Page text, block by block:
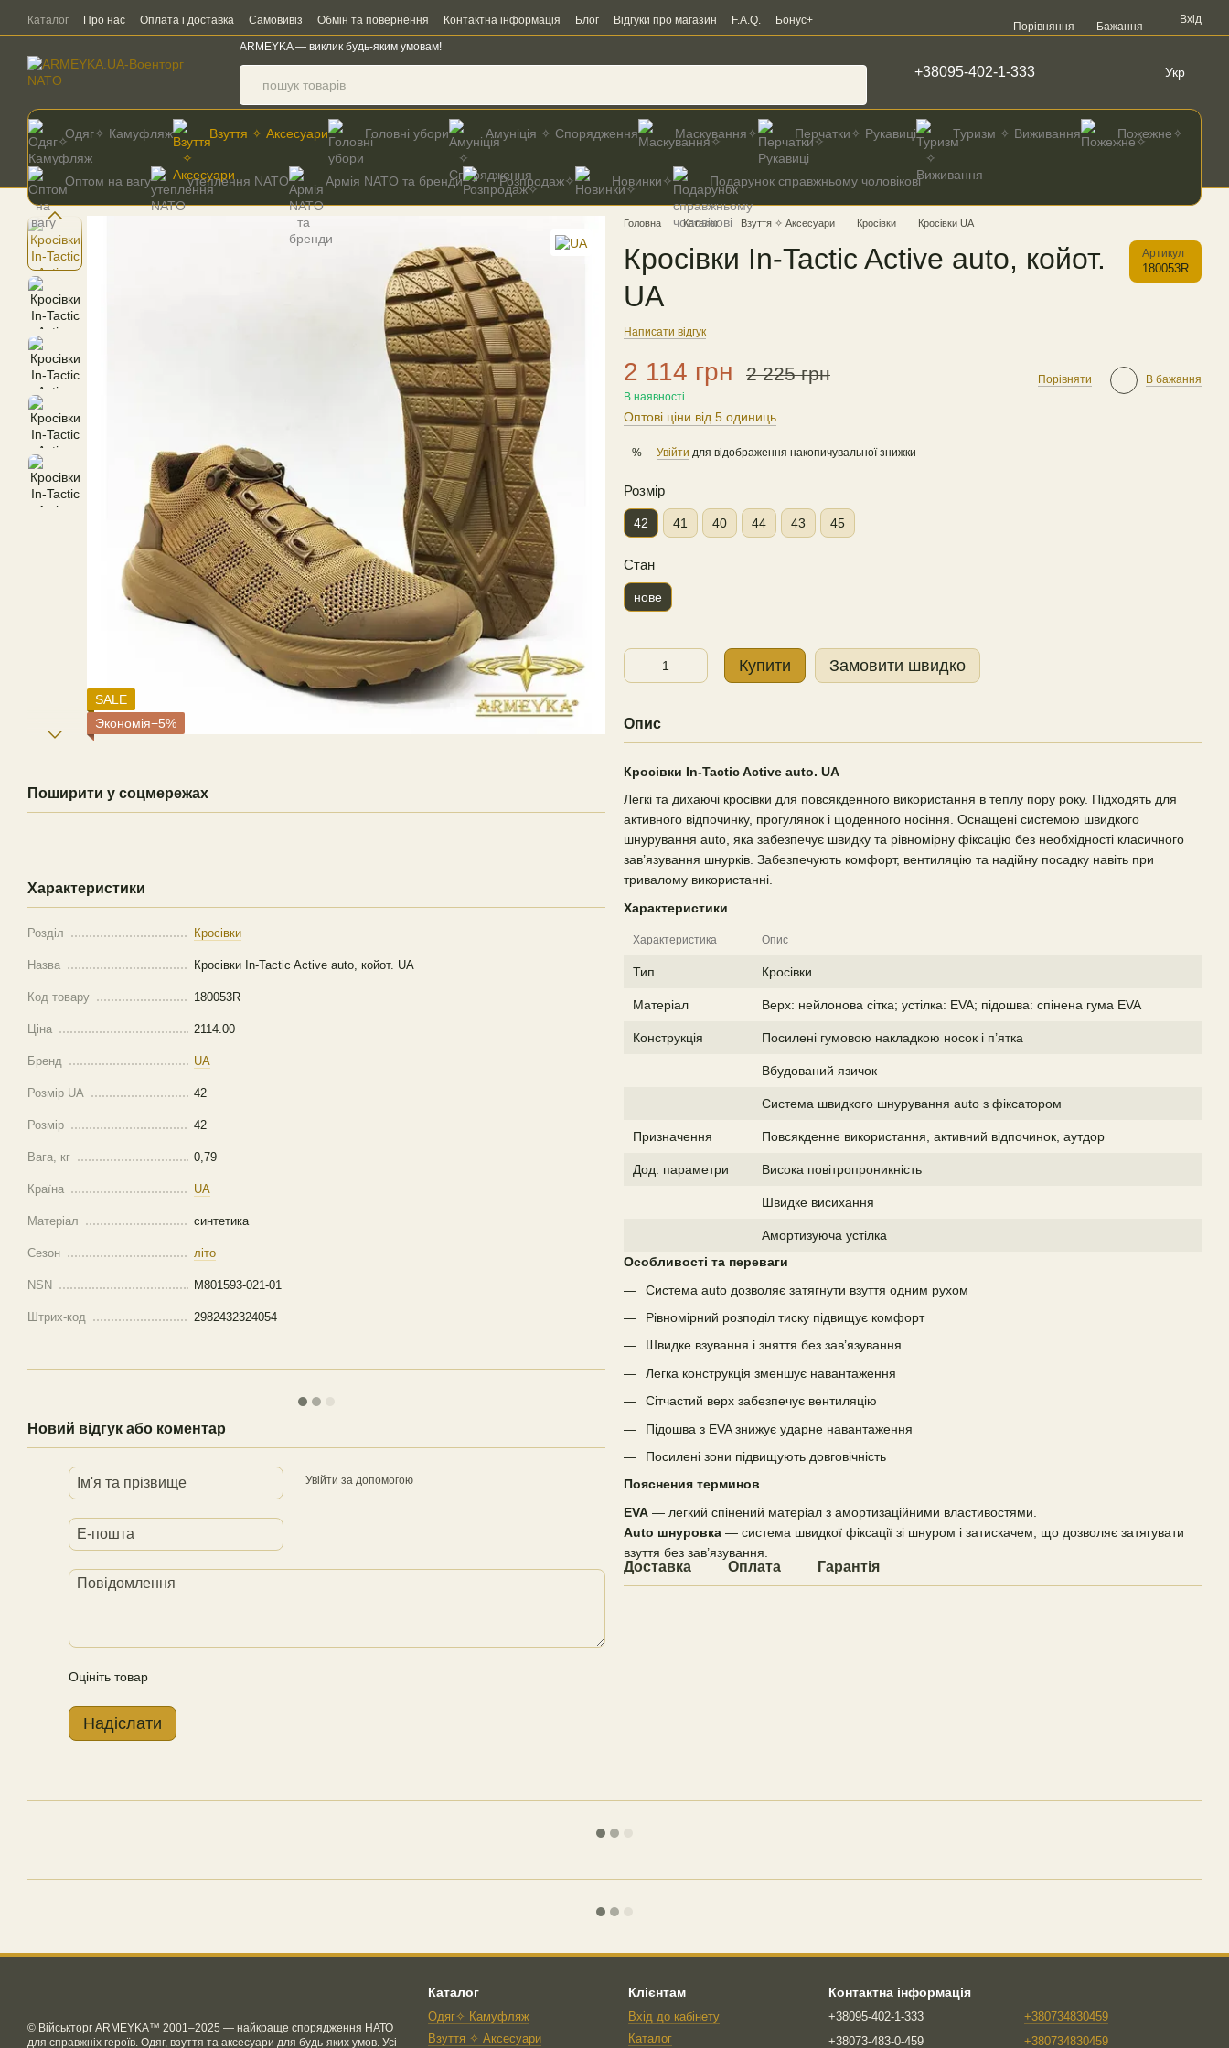
Перейти до основного контенту
Каталог Про нас Оплата і доставка Самовивіз Обмін та повернення Контактна інформація Блог Відгуки про магазин F.A.Q. Бонус+ Порівняння Бажання
Вхід
ARMEYKA — виклик будь-яким умовам!
+38095-402-1-333 Укр
Одяг✧ Камуфляж Взуття ✧ Аксесуари Головні убори Амуніція ✧ Спорядження Маскування✧ Перчатки✧ Рукавиці Туризм ✧ Виживання Пожежне✧
Оптом на вагу утеплення NATO Армія NATO та бренди Розпродаж✧ Новинки✧ Подарунок справжньому чоловікові
SALE
Экономія−5%
Поширити у соцмережах
Характеристики
Розділ Кросівки
Назва Кросівки In-Tactic Active auto, койот. UA
Код товару 180053R
Ціна 2114.00
Бренд UA
Розмір UA 42
Розмір 42
Вага, кг 0,79
Країна UA
Матеріал синтетика
Сезон літо
NSN M801593-021-01
Штрих-код 2982432324054
Новий відгук або коментар
Увійти за допомогою
Оцініть товар
Надіслати
Головна Каталог Взуття ✧ Аксесуари Кросівки Кросівки UA
Кросівки In-Tactic Active auto, койот.
UA
Артикул
180053R
Написати відгук
2 114 грн 2 225 грн
В наявності
Порівняти В бажання
Оптові ціни від 5 одиниць
% Увійти для відображення накопичувальної знижки
Розмір
42 41 40 44 43 45
Стан
нове
Купити Замовити швидко
Опис
Кросівки In-Tactic Active auto. UA
Легкі та дихаючі кросівки для повсякденного використання в теплу пору року. Підходять для
активного відпочинку, прогулянок і щоденного носіння. Оснащені системою швидкого
шнурування auto, яка забезпечує швидку та рівномірну фіксацію без необхідності класичного
зав’язування шнурків. Забезпечують комфорт, вентиляцію та надійну посадку навіть при
тривалому використанні.
Характеристики
Характеристика Опис
Тип Кросівки
Матеріал Верх: нейлонова сітка; устілка: EVA; підошва: спінена гума EVA
Конструкція Посилені гумовою накладкою носок і п’ятка
Вбудований язичок
Система швидкого шнурування auto з фіксатором
Призначення Повсякденне використання, активний відпочинок, аутдор
Дод. параметри Висока повітропроникність
Швидке висихання
Амортизуюча устілка
Особливості та переваги
Система auto дозволяє затягнути взуття одним рухом
Рівномірний розподіл тиску підвищує комфорт
Швидке взування і зняття без зав’язування
Легка конструкція зменшує навантаження
Сітчастий верх забезпечує вентиляцію
Підошва з EVA знижує ударне навантаження
Посилені зони підвищують довговічність
Пояснения терминов
EVA — легкий спінений матеріал з амортизаційними властивостями.
Auto шнуровка — система швидкої фіксації зі шнуром і затискачем, що дозволяє затягувати
взуття без зав’язування.
Доставка Оплата Гарантія
© Військторг ARMEYKA™ 2001–2025 — найкраще спорядження НАТО
для справжніх героїв. Одяг, взуття та аксесуари для будь-яких умов. Усі
Каталог
Одяг✧ Камуфляж
Взуття ✧ Аксесуари
Клієнтам
Вхід до кабінету
Каталог
Контактна інформація
+38095-402-1-333
+38073-483-0-459
+380734830459
+380734830459